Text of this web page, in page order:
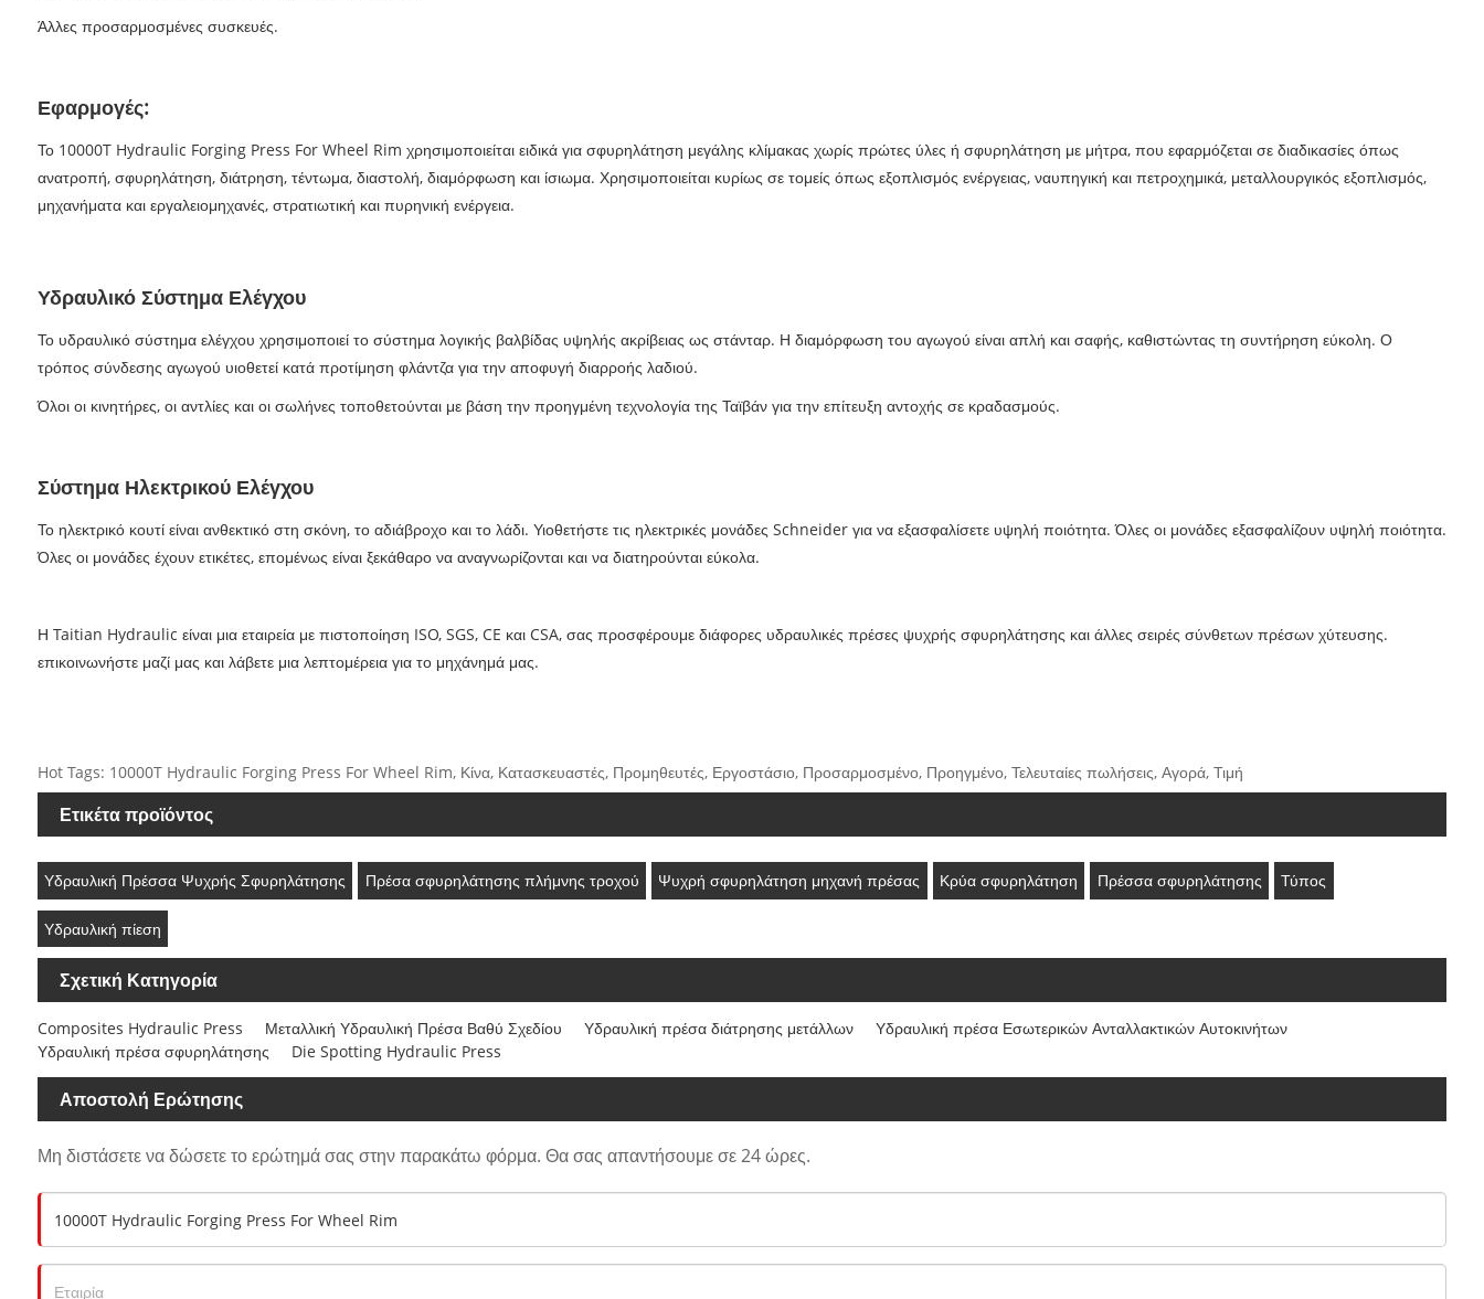
Άλλες προσαρμοσμένες συσκευές.
Εφαρμογές:
Το 10000T Hydraulic Forging Press For Wheel Rim χρησιμοποιείται ειδικά για σφυρηλάτηση μεγάλης κλίμακας χωρίς πρώτες ύλες ή σφυρηλάτηση με μήτρα, που εφαρμόζεται σε διαδικασίες όπως
ανατροπή, σφυρηλάτηση, διάτρηση, τέντωμα, διαστολή, διαμόρφωση και ίσιωμα. Χρησιμοποιείται κυρίως σε τομείς όπως εξοπλισμός ενέργειας, ναυπηγική και πετροχημικά, μεταλλουργικός εξοπλισμός,
μηχανήματα και εργαλειομηχανές, στρατιωτική και πυρηνική ενέργεια.
Υδραυλικό Σύστημα Ελέγχου
Το υδραυλικό σύστημα ελέγχου χρησιμοποιεί το σύστημα λογικής βαλβίδας υψηλής ακρίβειας ως στάνταρ. Η διαμόρφωση του αγωγού είναι απλή και σαφής, καθιστώντας τη συντήρηση εύκολη. Ο
τρόπος σύνδεσης αγωγού υιοθετεί κατά προτίμηση φλάντζα για την αποφυγή διαρροής λαδιού.
Όλοι οι κινητήρες, οι αντλίες και οι σωλήνες τοποθετούνται με βάση την προηγμένη τεχνολογία της Ταϊβάν για την επίτευξη αντοχής σε κραδασμούς.
Σύστημα Ηλεκτρικού Ελέγχου
Το ηλεκτρικό κουτί είναι ανθεκτικό στη σκόνη, το αδιάβροχο και το λάδι. Υιοθετήστε τις ηλεκτρικές μονάδες Schneider για να εξασφαλίσετε υψηλή ποιότητα. Όλες οι μονάδες εξασφαλίζουν υψηλή ποιότητα.
Όλες οι μονάδες έχουν ετικέτες, επομένως είναι ξεκάθαρο να αναγνωρίζονται και να διατηρούνται εύκολα.
Η Taitian Hydraulic είναι μια εταιρεία με πιστοποίηση ISO, SGS, CE και CSA, σας προσφέρουμε διάφορες υδραυλικές πρέσες ψυχρής σφυρηλάτησης και άλλες σειρές σύνθετων πρέσων χύτευσης.
επικοινωνήστε μαζί μας και λάβετε μια λεπτομέρεια για το μηχάνημά μας.
Hot Tags: 10000T Hydraulic Forging Press For Wheel Rim, Κίνα, Κατασκευαστές, Προμηθευτές, Εργοστάσιο, Προσαρμοσμένο, Προηγμένο, Τελευταίες πωλήσεις, Αγορά, Τιμή
Ετικέτα προϊόντος
Υδραυλική Πρέσσα Ψυχρής Σφυρηλάτησης Πρέσα σφυρηλάτησης πλήμνης τροχού Ψυχρή σφυρηλάτηση μηχανή πρέσας Κρύα σφυρηλάτηση Πρέσσα σφυρηλάτησης Τύπος
Υδραυλική πίεση
Σχετική Κατηγορία
Composites Hydraulic Press Μεταλλική Υδραυλική Πρέσα Βαθύ Σχεδίου Υδραυλική πρέσα διάτρησης μετάλλων
Υδραυλική πρέσα Εσωτερικών Ανταλλακτικών Αυτοκινήτων
Υδραυλική πρέσα σφυρηλάτησης
Die Spotting Hydraulic Press
Αποστολή Ερώτησης
Μη διστάσετε να δώσετε το ερώτημά σας στην παρακάτω φόρμα. Θα σας απαντήσουμε σε 24 ώρες.